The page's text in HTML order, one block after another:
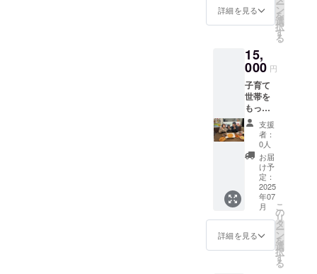
れま
必ずお
届けの
リター
ンに貼
付され
たラベ
ルや注
意書き
をご確
認くだ
さい。
品A～H
まで各
8P】冷
ミック
ス 詰め
合わ
せ ※原
材料及
び添加
物等の
食品表
示はお
届け商
品のラ
ベルに
表記さ
れま
す。 商
品開封
前には
詳細を見る ー
ン
を
選
択
す
る
15,
000 円
子育て
世帯を
もっと
もっと
支援し
たい！
頑張っ
てほし
いと応
援頂け
る皆様
(御礼
メッ
セージ
付き) ※
このリ
支援
者：
0人
お届
け予
定：
2025
年07
月
詳細を見る
こ
の
リ
タ
ー
ン
を
選
択
す
る